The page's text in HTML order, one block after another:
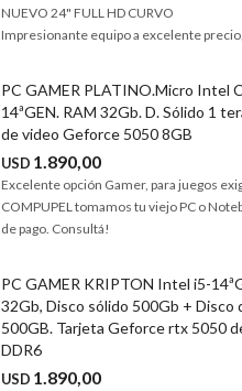
NUEVO 24" FULL HD CURVO
Impresionante equipo a excelente
PC GAMER PLATINO.Micro Intel
14ªGEN. RAM 32Gb. D. Sólido 1
de video Geforce 5050 8GB
USD 1.890,00
Excelente opción Gamer, para juegos
COMPUPEL tomamos tu viejo PC o
de pago. Consultá!
PC GAMER KRIPTON Intel i5-
32Gb, Disco sólido 500Gb + Disco
500GB. Tarjeta Geforce rtx 5050
DDR6
USD 1.890,00